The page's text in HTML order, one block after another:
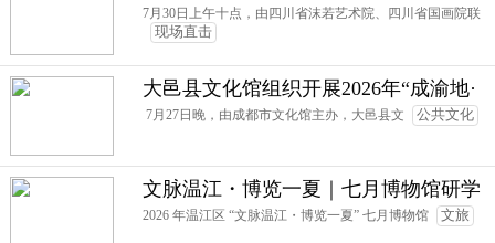
7月30日上午十点，由四川省沫若艺术院、四川省国画院联
现场直击
大邑县文化馆组织开展2026年“成渝地·
巴蜀情”少儿才艺活动暨第二届“大足石
7月27日晚，由成都市文化馆主办，大邑县文 公共文化
文脉温江・博览一夏｜七月博物馆研学
圆满收官！五大场馆解锁温江文化密码
2026 年温江区 “文脉温江・博览一夏” 七月博物馆 文旅